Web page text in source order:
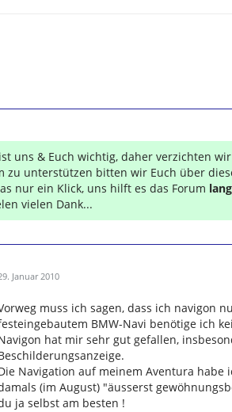
ist uns & Euch wichtig, daher verzichten
zu unterstützen bitten wir Euch über
nur ein Klick, uns hilft es das Forum
vielen Dank...
Januar 2010
muss ich sagen, dass ich navigon
BMW-Navi benötige ich
hat mir sehr gut gefallen,
Navigation auf meinem Aventura habe
(im August) "äusserst
ja selbst am besten !